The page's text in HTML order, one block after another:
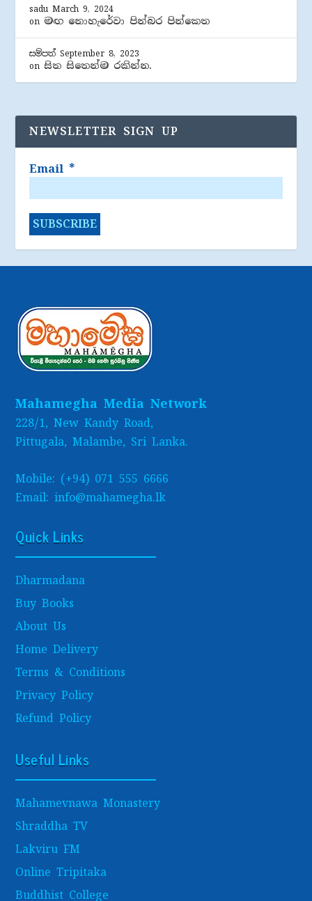
sadu March 9, 2024
on මඟ නොහැරේවා පින්බර පින්කෙත
සම්පත් September 8, 2023
onසිත සිතෙන්ම රකින්න.
NEWSLETTER SIGN UP
Email *
Mahamegha Media Network
228/1, New Kandy Road,
Pittugala, Malambe, Sri Lanka.
Mobile: (+94) 071 555 6666
Email: info@mahamegha.lk
Quick Links
Dharmadana
Buy Books
About Us
Home Delivery
Terms & Conditions
Privacy Policy
Refund Policy
Useful Links
Mahamevnawa Monastery
Shraddha TV
Lakviru FM
Online Tripitaka
Buddhist College